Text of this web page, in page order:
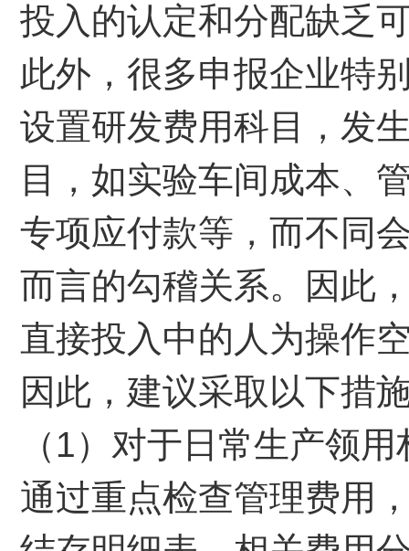
投入的认定和分配缺乏
此外，很多申报企业特
设置研发费用科目，发
目，如实验车间成本、
专项应付款等，而不同
而言的勾稽关系。因此
直接投入中的人为操作
因此，建议采取以下措
（1）对于日常生产领
通过重点检查管理费用